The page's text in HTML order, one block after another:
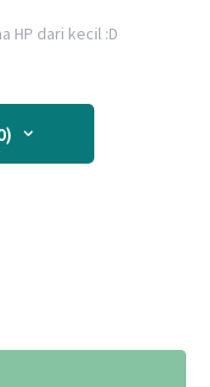
HP dari kecil :D